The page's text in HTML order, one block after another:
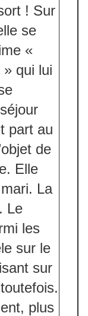
! Sur
se
«
qui lui
part au
de
Elle
La
Le
les
sur le
sur
plus